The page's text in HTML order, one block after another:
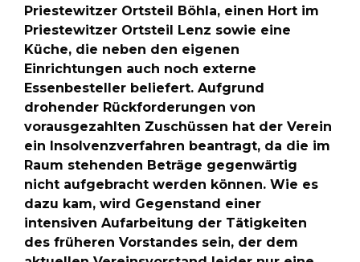
Priestewitzer Ortsteil Böhla, einen Hort im
Priestewitzer Ortsteil Lenz sowie eine
Küche, die neben den eigenen
Einrichtungen auch noch externe
Essenbesteller beliefert. Aufgrund
drohender Rückforderungen von
vorausgezahlten Zuschüssen hat der Verein
ein Insolvenzverfahren beantragt, da die im
Raum stehenden Beträge gegenwärtig
nicht aufgebracht werden können. Wie es
dazu kam, wird Gegenstand einer
intensiven Aufarbeitung der Tätigkeiten
des früheren Vorstandes sein, der dem